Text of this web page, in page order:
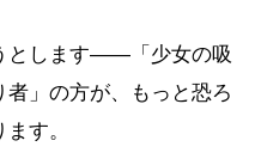
とします——「少女の吸
」の方が、もっと恐ろ
す。